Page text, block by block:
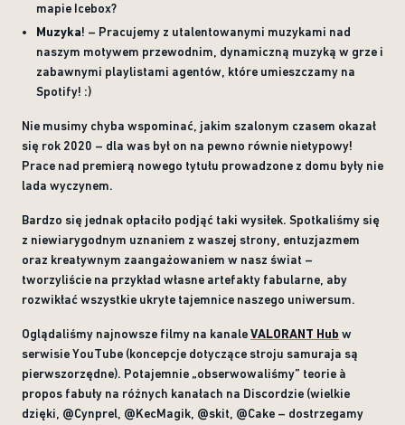
mapie Icebox?
Muzyka! – Pracujemy z utalentowanymi muzykami nad
naszym motywem przewodnim, dynamiczną muzyką w grze i
zabawnymi playlistami agentów, które umieszczamy na
Spotify! :)
Nie musimy chyba wspominać, jakim szalonym czasem okazał
się rok 2020 – dla was był on na pewno równie nietypowy!
Prace nad premierą nowego tytułu prowadzone z domu były nie
lada wyczynem.
Bardzo się jednak opłaciło podjąć taki wysiłek. Spotkaliśmy się
z niewiarygodnym uznaniem z waszej strony, entuzjazmem
oraz kreatywnym zaangażowaniem w nasz świat –
tworzyliście na przykład własne artefakty fabularne, aby
rozwikłać wszystkie ukryte tajemnice naszego uniwersum.
Oglądaliśmy najnowsze filmy na kanaleVALORANT Hub w
serwisie YouTube (koncepcje dotyczące stroju samuraja są
pierwszorzędne). Potajemnie „obserwowaliśmy” teorie à
propos fabuły na różnych kanałach na Discordzie (wielkie
dzięki, @Cynprel, @KecMagik, @skit, @Cake – dostrzegamy